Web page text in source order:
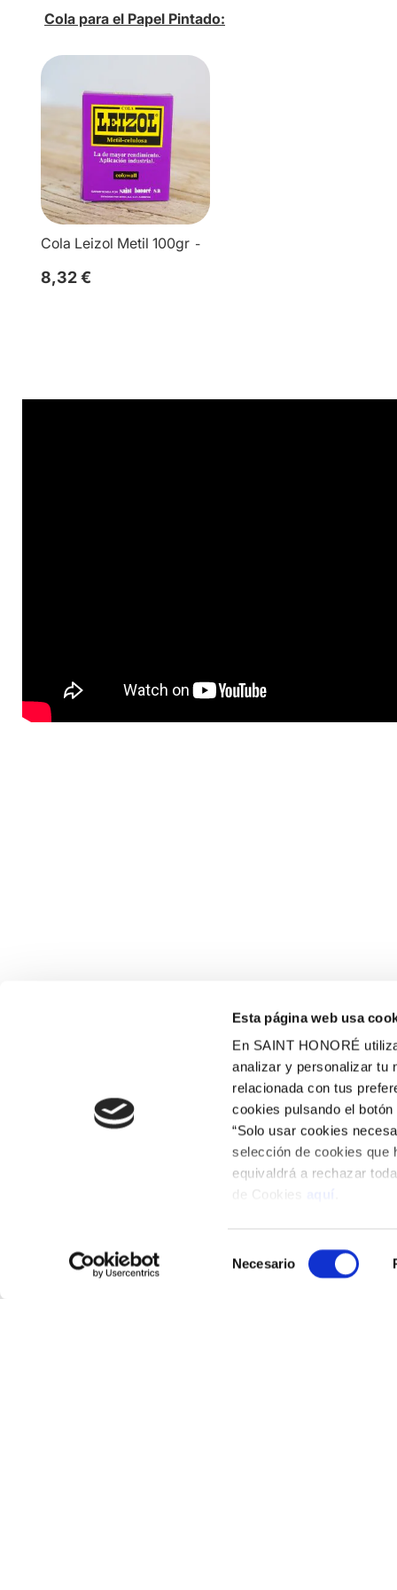
Esta página web usa
En SAINT HONORÉ
analizar y personalizar tu
relacionada con tus
cookies pulsando el
“Solo usar cookies
selección de cookies que
equivaldrá a rechazar
de
Necesario
Cola para el Papel Pintado:
Cola Leizol Metil 100gr
8,32 €